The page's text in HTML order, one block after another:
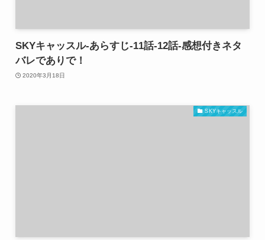
SKYキャッスル-あらすじ-11話-12話-感想付きネタ
バレでありで！
2020年3月18日
SKYキャッスル